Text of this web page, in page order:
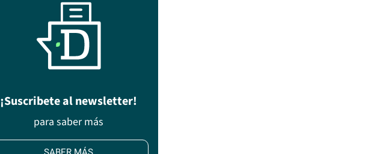
¡Suscribete al newsletter!
para saber más